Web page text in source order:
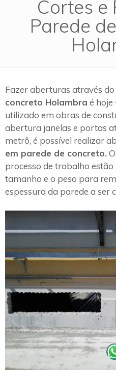
Cortes e
Parede
Fazer aberturas através do
concreto Holambra é hoje
utilizado em obras de
abertura janelas e portas
metrô, é possível realizar
em parede de concreto.
processo de trabalho
tamanho e o peso para
espessura da parede a ser